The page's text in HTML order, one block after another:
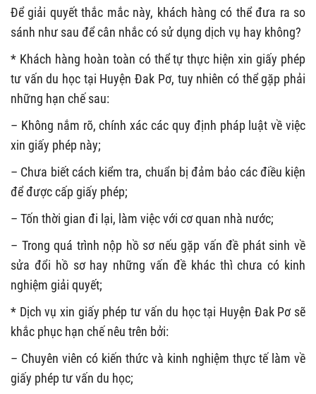
Để giải quyết thắc mắc này, khách hàng có thể đưa ra so
sánh như sau để cân nhắc có sử dụng dịch vụ hay không?
* Khách hàng hoàn toàn có thể tự thực hiện xin giấy phép
tư vấn du học tại Huyện Đak Pơ, tuy nhiên có thể gặp phải
những hạn chế sau:
– Không nắm rõ, chính xác các quy định pháp luật về việc
xin giấy phép này;
– Chưa biết cách kiểm tra, chuẩn bị đảm bảo các điều kiện
để được cấp giấy phép;
– Tốn thời gian đi lại, làm việc với cơ quan nhà nước;
– Trong quá trình nộp hồ sơ nếu gặp vấn đề phát sinh về
sửa đổi hồ sơ hay những vấn đề khác thì chưa có kinh
nghiệm giải quyết;
* Dịch vụ xin giấy phép tư vấn du học tại Huyện Đak Pơ sẽ
khắc phục hạn chế nêu trên bởi:
– Chuyên viên có kiến thức và kinh nghiệm thực tế làm về
giấy phép tư vấn du học;